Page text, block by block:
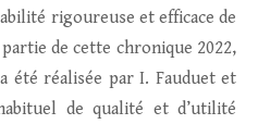
rigoureuse et efficace de
de cette chronique 2022,
été réalisée par I. Fauduet et
de qualité et d’utilité